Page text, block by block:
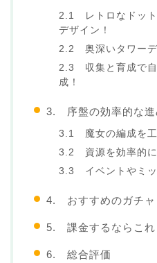
2.1 レトロなドット
デザイン！
2.2 奥深いタワーデ
2.3 収集と育成で自
成！
3. 序盤の効率的な進
3.1 魔女の編成を工
3.2 資源を効率的に
3.3 イベントやミッ
4. おすすめのガチャ
5. 課金するならこれ
6. 総合評価